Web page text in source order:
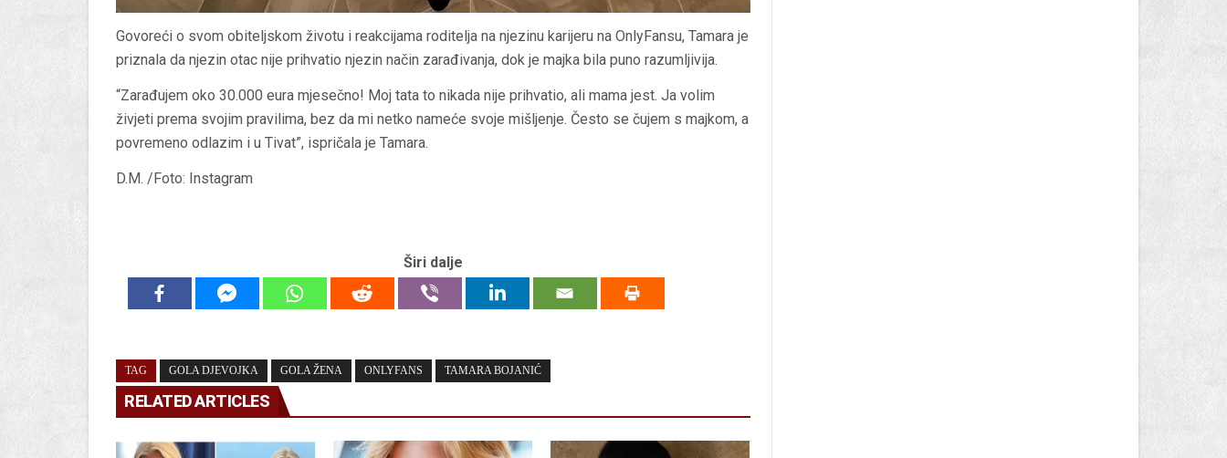
Govoreći o svom obiteljskom životu i reakcijama roditelja na njezinu karijeru na OnlyFansu, Tamara je
priznala da njezin otac nije prihvatio njezin način zarađivanja, dok je majka bila puno razumljivija.
“Zarađujem oko 30.000 eura mjesečno! Moj tata to nikada nije prihvatio, ali mama jest. Ja volim
živjeti prema svojim pravilima, bez da mi netko nameće svoje mišljenje. Često se čujem s majkom, a
povremeno odlazim i u Tivat”, ispričala je Tamara.
D.M. /Foto: Instagram
Širi dalje
TAG GOLA DJEVOJKA GOLA ŽENA ONLYFANS TAMARA BOJANIĆ
RELATED ARTICLES